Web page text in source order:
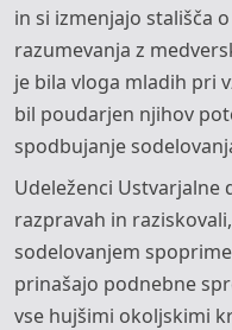
in si izmenjajo stališča
razumevanja z
je bila vloga mladih pri
bil poudarjen njihov
spodbujanje
Udeleženci Ustvarjalne
razpravah in
sodelovanjem
prinašajo podnebne
vse hujšimi okoljskimi